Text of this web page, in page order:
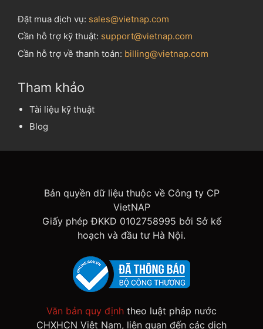
Đặt mua dịch vụ: sales@vietnap.com
Cần hỗ trợ kỹ thuật: support@vietnap.com
Cần hỗ trợ về thanh toán: billing@vietnap.com
Tham khảo
Tài liệu kỹ thuật
Blog
Bản quyền dữ liệu thuộc về Công ty CP
VietNAP
Giấy phép ĐKKD 0102758995 bởi Sở kế
hoạch và đầu tư Hà Nội.
Văn bản quy định theo luật pháp nước
CHXHCN Việt Nam, liên quan đến các dịch